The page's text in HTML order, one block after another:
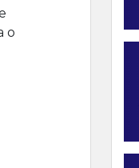
o